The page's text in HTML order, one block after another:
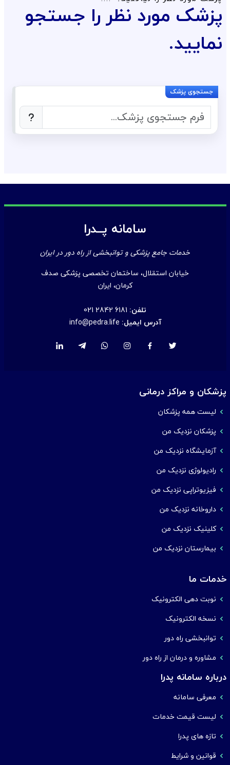
پزشک مورد نظر را جستجو
نمایید.
سامانه پــدرا
خدمات جامع پزشکی و توانبخشی از راه دور در ایران
خیابان استقلال، ساختمان تخصصی پزشکی صدف
کرمان، ایران
تلفن: 021 2842 6181
آدرس ایمیل: info@pedra.life
پزشکان و مراکز درمانی
لیست همه پزشکان
پزشکان نزدیک من
آزمایشگاه نزدیک من
رادیولوژی نزدیک من
فیزیوتراپی نزدیک من
داروخانه نزدیک من
کلینیک نزدیک من
بیمارستان نزدیک من
خدمات ما
نوبت دهی الکترونیک
نسخه الکترونیک
توانبخشی راه دور
مشاوره و درمان از راه دور
درباره سامانه پدرا
معرفی سامانه
لیست قیمت خدمات
تازه های پدرا
قوانین و شرایط